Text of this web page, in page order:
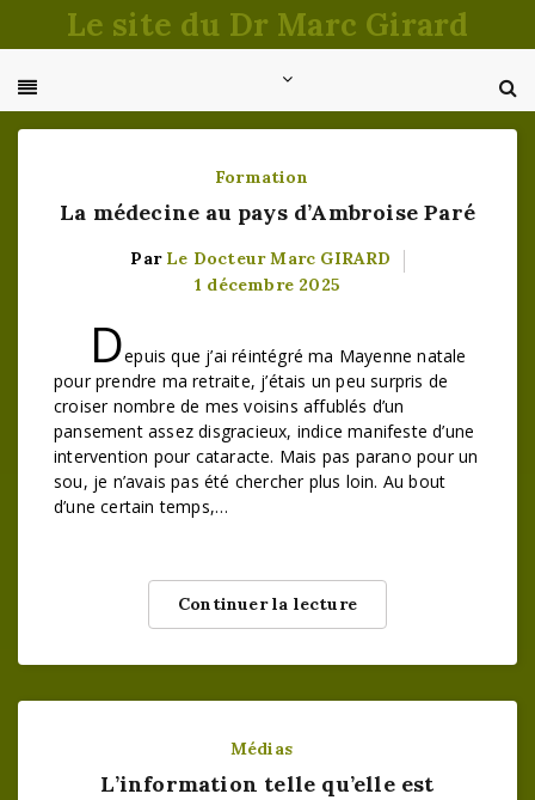
Le site du Dr Marc Girard
Formation
La médecine au pays d’Ambroise Paré
Par Le Docteur Marc GIRARD
1 décembre 2025
Depuis que j’ai réintégré ma Mayenne natale
pour prendre ma retraite, j’étais un peu surpris de
croiser nombre de mes voisins affublés d’un
pansement assez disgracieux, indice manifeste d’une
intervention pour cataracte. Mais pas parano pour un
sou, je n’avais pas été chercher plus loin. Au bout
d’une certain temps,…
Continuer la lecture
Médias
L’information telle qu’elle est